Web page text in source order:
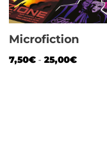
Microfiction
7,50€ - 25,00€